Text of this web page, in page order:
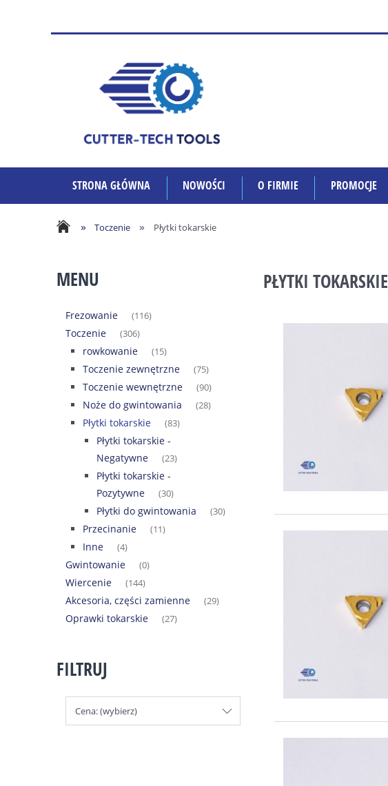
STRONA GŁÓWNA NOWOŚCI O FIRMIE PROMOCJE
» Toczenie » Płytki tokarskie
MENU
Frezowanie (116)
Toczenie (306)
rowkowanie (15)
Toczenie zewnętrzne (75)
Toczenie wewnętrzne (90)
Noże do gwintowania (28)
Płytki tokarskie (83)
Płytki tokarskie -
Negatywne
(23)
Płytki tokarskie -
Pozytywne
(30)
Płytki do gwintowania (30)
Przecinanie (11)
Inne (4)
Gwintowanie (0)
Wiercenie (144)
Akcesoria, części zamienne (29)
Oprawki tokarskie (27)
FILTRUJ
Cena: (wybierz)
PŁYTKI TOKARSKIE